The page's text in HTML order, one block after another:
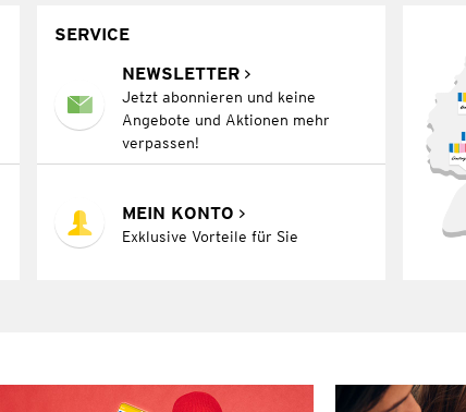
SERVICE
NEWSLETTER
Jetzt abonnieren und keine
Angebote und Aktionen mehr
verpassen!
MEIN KONTO
Exklusive Vorteile für Sie